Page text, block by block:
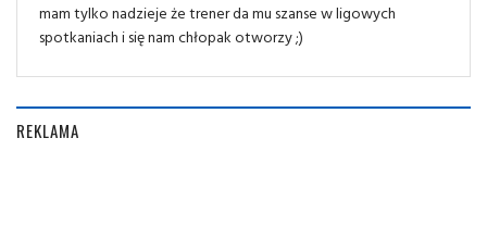
mam tylko nadzieje że trener da mu szanse w ligowych
spotkaniach i się nam chłopak otworzy ;)
REKLAMA